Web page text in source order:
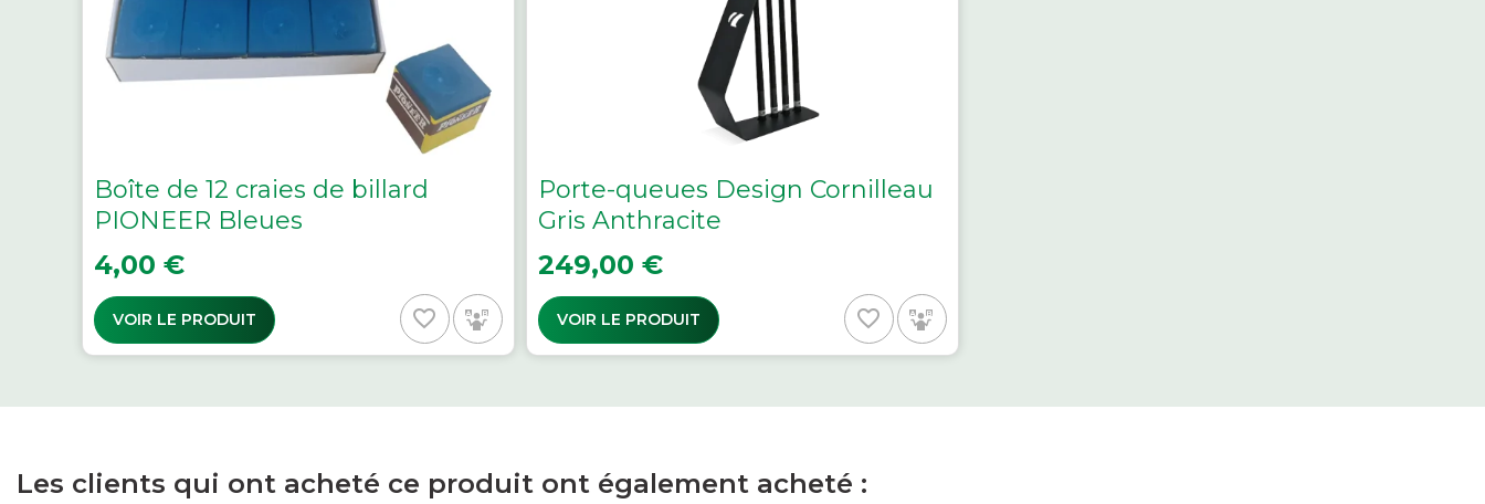
Boîte de 12 craies de billard
PIONEER Bleues
Prix
4,00 €
VOIR LE PRODUIT favorite_border
Porte-queues Design Cornilleau
Gris Anthracite
Prix
249,00 €
VOIR LE PRODUIT favorite_border
Les clients qui ont acheté ce produit ont également acheté :